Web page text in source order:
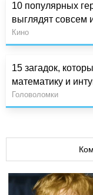
10 популярных
выглядят совсем
Кино
15 загадок,
математику и
Головоломки